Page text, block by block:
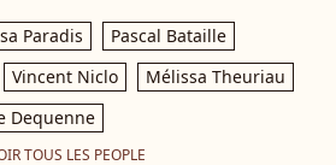
Paradis
Pascal Bataille
Vincent Niclo
Mélissa Theuriau
Dequenne
TOUS LES PEOPLE